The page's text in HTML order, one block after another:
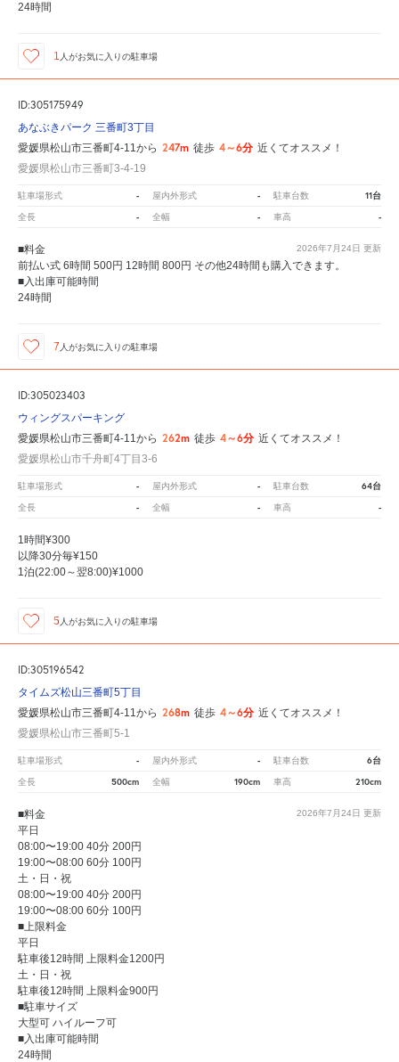
24時間
1 人がお気に入りの駐車場
ID:305175949
あなぶきパーク 三番町3丁目
愛媛県松山市三番町4-11から 247m 徒歩 4～6分 近くてオススメ！
愛媛県松山市三番町3-4-19
駐車場形式 - 屋内外形式 - 駐車台数 11台
全長 - 全幅 - 車高 -
2026年7月24日 更新
■料金
前払い式 6時間 500円 12時間 800円 その他24時間も購入できます。
■入出庫可能時間
24時間
7 人がお気に入りの駐車場
ID:305023403
ウィングスパーキング
愛媛県松山市三番町4-11から 262m 徒歩 4～6分 近くてオススメ！
愛媛県松山市千舟町4丁目3-6
駐車場形式 - 屋内外形式 - 駐車台数 64台
全長 - 全幅 - 車高 -
1時間¥300
以降30分毎¥150
1泊(22:00～翌8:00)¥1000
5 人がお気に入りの駐車場
ID:305196542
タイムズ松山三番町5丁目
愛媛県松山市三番町4-11から 268m 徒歩 4～6分 近くてオススメ！
愛媛県松山市三番町5-1
駐車場形式 - 屋内外形式 - 駐車台数 6台
全長 500cm 全幅 190cm 車高 210cm
2026年7月24日 更新
■料金
平日
08:00〜19:00 40分 200円
19:00〜08:00 60分 100円
土・日・祝
08:00〜19:00 40分 200円
19:00〜08:00 60分 100円
■上限料金
平日
駐車後12時間 上限料金1200円
土・日・祝
駐車後12時間 上限料金900円
■駐車サイズ
大型可 ハイルーフ可
■入出庫可能時間
24時間